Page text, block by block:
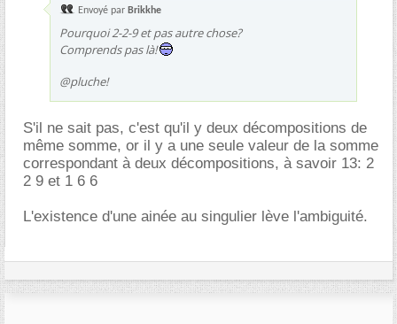
Envoyé par Brikkhe
Pourquoi 2-2-9 et pas autre chose?
Comprends pas là!
@pluche!
S'il ne sait pas, c'est qu'il y deux décompositions de
même somme, or il y a une seule valeur de la somme
correspondant à deux décompositions, à savoir 13: 2
2 9 et 1 6 6
L'existence d'une ainée au singulier lève l'ambiguité.